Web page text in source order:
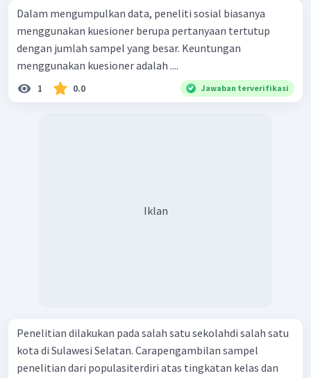
Dalam mengumpulkan data, peneliti sosial biasanya
menggunakan kuesioner berupa pertanyaan tertutup
dengan jumlah sampel yang besar. Keuntungan
menggunakan kuesioner adalah ....
1 0.0 Jawaban terverifikasi
Iklan
Penelitian dilakukan pada salah satu sekolahdi salah satu
kota di Sulawesi Selatan. Carapengambilan sampel
penelitian dari populasiterdiri atas tingkatan kelas dan